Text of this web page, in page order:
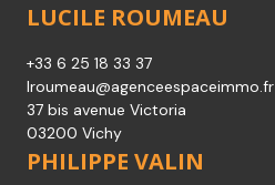
LUCILE ROUMEAU
+33 6 25 18 33 37
lroumeau@agenceespaceimmo.fr
37 bis avenue Victoria
03200 Vichy
PHILIPPE VALIN